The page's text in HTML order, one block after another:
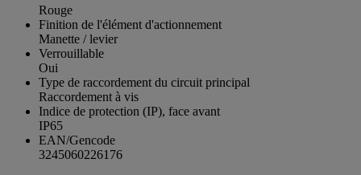
Rouge
Finition de l'élément d'actionnement
Manette / levier
Verrouillable
Oui
Type de raccordement du circuit principal
Raccordement à vis
Indice de protection (IP), face avant
IP65
EAN/Gencode
3245060226176